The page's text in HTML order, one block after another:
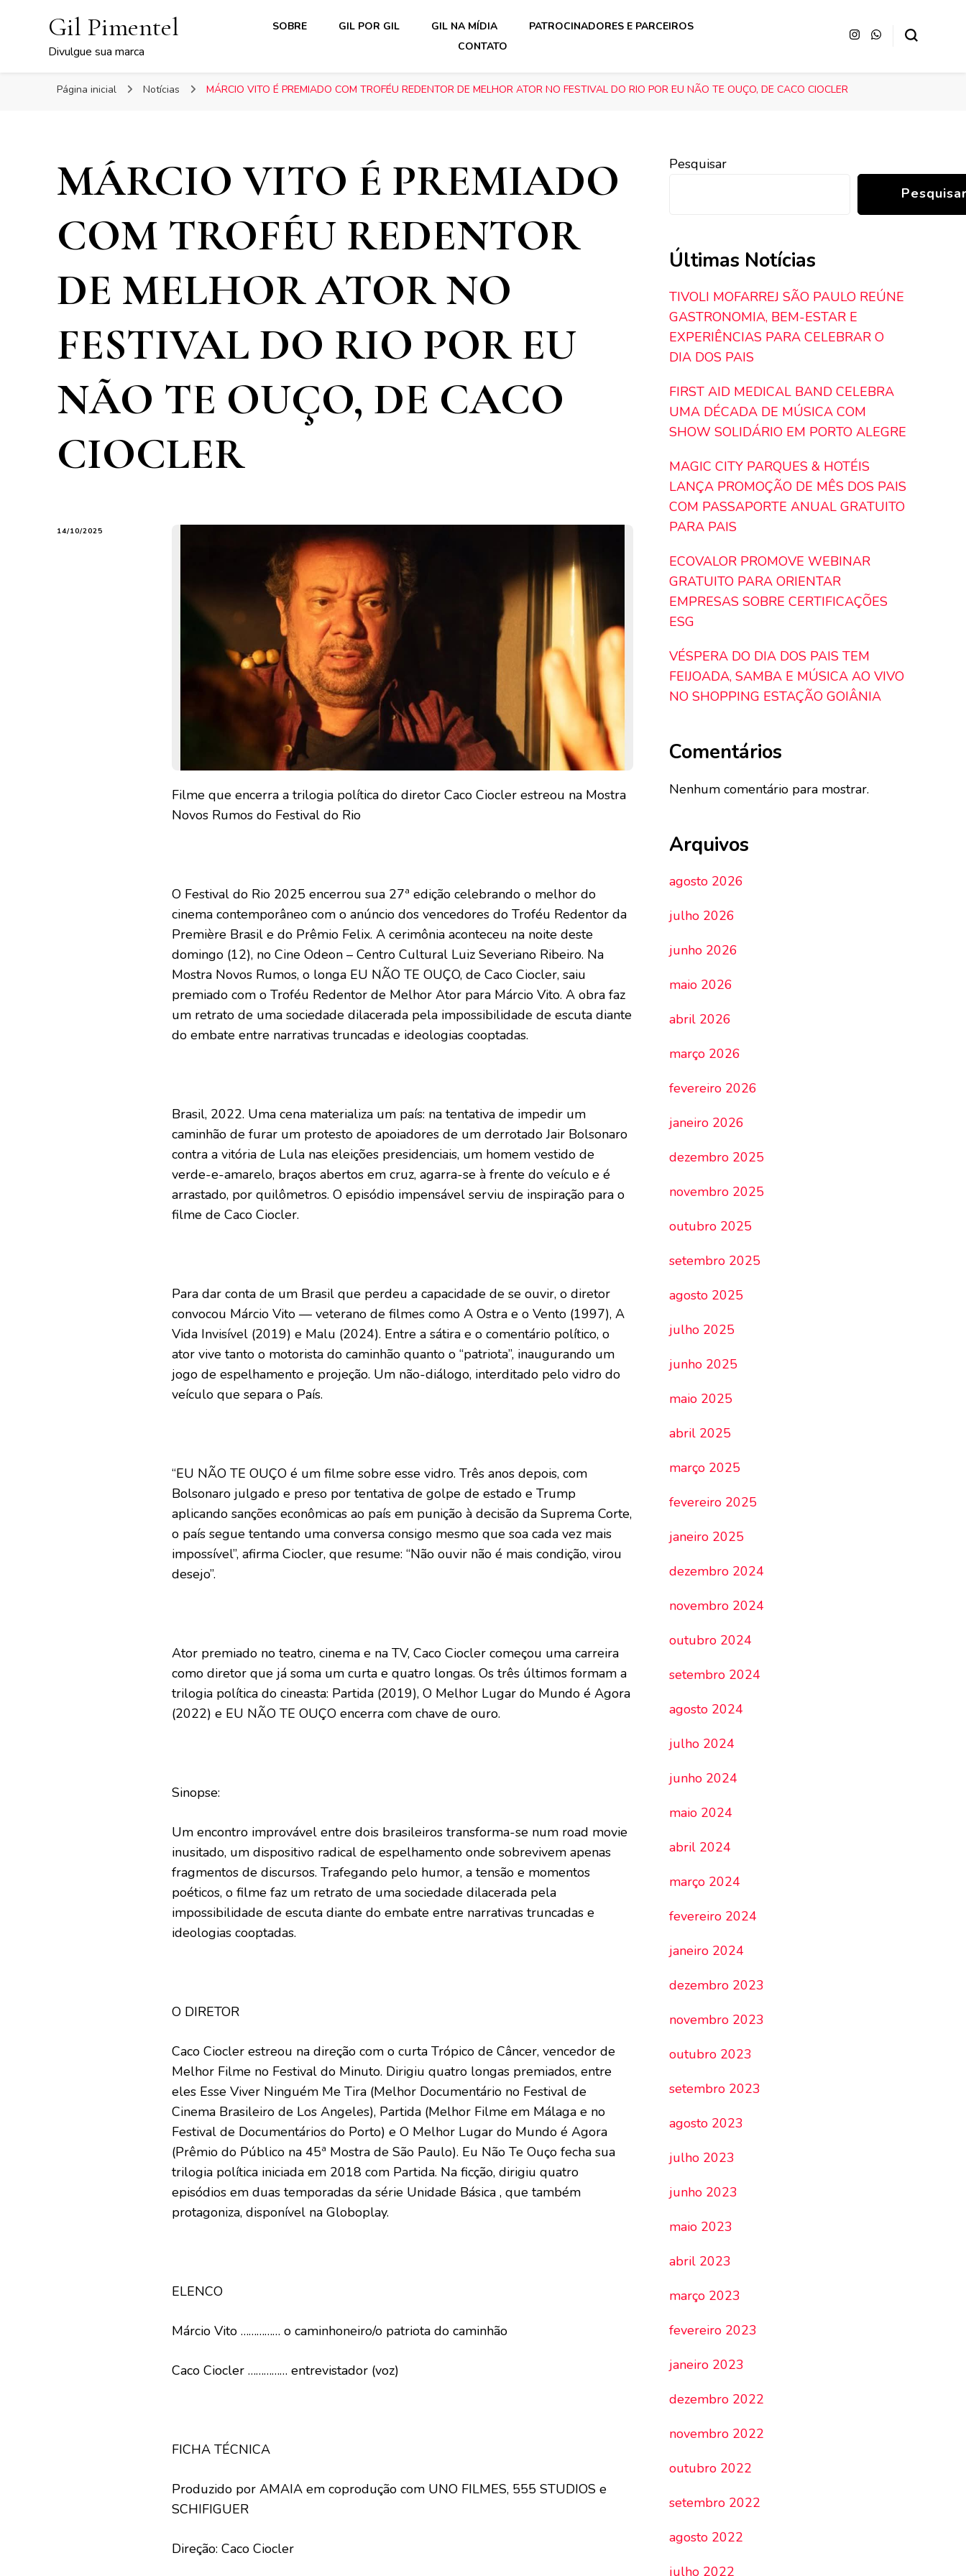
Gil Pimentel
Divulgue sua marca
SOBRE GIL POR GIL GIL NA MÍDIA
PATROCINADORES E PARCEIROS
CONTATO
Página inicial Notícias MÁRCIO VITO É PREMIADO COM TROFÉU REDENTOR DE MELHOR ATOR NO FESTIVAL DO RIO POR EU NÃO TE OUÇO, DE CACO CIOCLER
MÁRCIO VITO É PREMIADO
COM TROFÉU REDENTOR
DE MELHOR ATOR NO
FESTIVAL DO RIO POR EU
NÃO TE OUÇO, DE CACO
CIOCLER
14/10/2025
Filme que encerra a trilogia política do diretor Caco Ciocler estreou na Mostra
Novos Rumos do Festival do Rio
O Festival do Rio 2025 encerrou sua 27ª edição celebrando o melhor do
cinema contemporâneo com o anúncio dos vencedores do Troféu Redentor da
Première Brasil e do Prêmio Felix. A cerimônia aconteceu na noite deste
domingo (12), no Cine Odeon – Centro Cultural Luiz Severiano Ribeiro. Na
Mostra Novos Rumos, o longa EU NÃO TE OUÇO, de Caco Ciocler, saiu
premiado com o Troféu Redentor de Melhor Ator para Márcio Vito. A obra faz
um retrato de uma sociedade dilacerada pela impossibilidade de escuta diante
do embate entre narrativas truncadas e ideologias cooptadas.
Brasil, 2022. Uma cena materializa um país: na tentativa de impedir um
caminhão de furar um protesto de apoiadores de um derrotado Jair Bolsonaro
contra a vitória de Lula nas eleições presidenciais, um homem vestido de
verde-e-amarelo, braços abertos em cruz, agarra-se à frente do veículo e é
arrastado, por quilômetros. O episódio impensável serviu de inspiração para o
filme de Caco Ciocler.
Para dar conta de um Brasil que perdeu a capacidade de se ouvir, o diretor
convocou Márcio Vito — veterano de filmes como A Ostra e o Vento (1997), A
Vida Invisível (2019) e Malu (2024). Entre a sátira e o comentário político, o
ator vive tanto o motorista do caminhão quanto o “patriota”, inaugurando um
jogo de espelhamento e projeção. Um não-diálogo, interditado pelo vidro do
veículo que separa o País.
“EU NÃO TE OUÇO é um filme sobre esse vidro. Três anos depois, com
Bolsonaro julgado e preso por tentativa de golpe de estado e Trump
aplicando sanções econômicas ao país em punição à decisão da Suprema Corte,
o país segue tentando uma conversa consigo mesmo que soa cada vez mais
impossível”, afirma Ciocler, que resume: “Não ouvir não é mais condição, virou
desejo”.
Ator premiado no teatro, cinema e na TV, Caco Ciocler começou uma carreira
como diretor que já soma um curta e quatro longas. Os três últimos formam a
trilogia política do cineasta: Partida (2019), O Melhor Lugar do Mundo é Agora
(2022) e EU NÃO TE OUÇO encerra com chave de ouro.
Sinopse:
Um encontro improvável entre dois brasileiros transforma-se num road movie
inusitado, um dispositivo radical de espelhamento onde sobrevivem apenas
fragmentos de discursos. Trafegando pelo humor, a tensão e momentos
poéticos, o filme faz um retrato de uma sociedade dilacerada pela
impossibilidade de escuta diante do embate entre narrativas truncadas e
ideologias cooptadas.
O DIRETOR
Caco Ciocler estreou na direção com o curta Trópico de Câncer, vencedor de
Melhor Filme no Festival do Minuto. Dirigiu quatro longas premiados, entre
eles Esse Viver Ninguém Me Tira (Melhor Documentário no Festival de
Cinema Brasileiro de Los Angeles), Partida (Melhor Filme em Málaga e no
Festival de Documentários do Porto) e O Melhor Lugar do Mundo é Agora
(Prêmio do Público na 45ª Mostra de São Paulo). Eu Não Te Ouço fecha sua
trilogia política iniciada em 2018 com Partida. Na ficção, dirigiu quatro
episódios em duas temporadas da série Unidade Básica , que também
protagoniza, disponível na Globoplay.
ELENCO
Márcio Vito …………… o caminhoneiro/o patriota do caminhão
Caco Ciocler …………… entrevistador (voz)
FICHA TÉCNICA
Produzido por AMAIA em coprodução com UNO FILMES, 555 STUDIOS e
SCHIFIGUER
Direção: Caco Ciocler
Pesquisar
Últimas Notícias
TIVOLI MOFARREJ SÃO PAULO REÚNE
GASTRONOMIA, BEM-ESTAR E
EXPERIÊNCIAS PARA CELEBRAR O
DIA DOS PAIS
FIRST AID MEDICAL BAND CELEBRA
UMA DÉCADA DE MÚSICA COM
SHOW SOLIDÁRIO EM PORTO ALEGRE
MAGIC CITY PARQUES & HOTÉIS
LANÇA PROMOÇÃO DE MÊS DOS PAIS
COM PASSAPORTE ANUAL GRATUITO
PARA PAIS
ECOVALOR PROMOVE WEBINAR
GRATUITO PARA ORIENTAR
EMPRESAS SOBRE CERTIFICAÇÕES
ESG
VÉSPERA DO DIA DOS PAIS TEM
FEIJOADA, SAMBA E MÚSICA AO VIVO
NO SHOPPING ESTAÇÃO GOIÂNIA
Comentários
Nenhum comentário para mostrar.
Arquivos
agosto 2026
julho 2026
junho 2026
maio 2026
abril 2026
março 2026
fevereiro 2026
janeiro 2026
dezembro 2025
novembro 2025
outubro 2025
setembro 2025
agosto 2025
julho 2025
junho 2025
maio 2025
abril 2025
março 2025
fevereiro 2025
janeiro 2025
dezembro 2024
novembro 2024
outubro 2024
setembro 2024
agosto 2024
julho 2024
junho 2024
maio 2024
abril 2024
março 2024
fevereiro 2024
janeiro 2024
dezembro 2023
novembro 2023
outubro 2023
setembro 2023
agosto 2023
julho 2023
junho 2023
maio 2023
abril 2023
março 2023
fevereiro 2023
janeiro 2023
dezembro 2022
novembro 2022
outubro 2022
setembro 2022
agosto 2022
julho 2022